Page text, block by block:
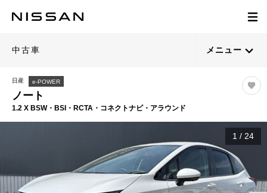
中古車 メニュー
日産 e-POWER
ノート
1.2 X BSW・BSI・RCTA・コネクトナビ・アラウンド
1 / 24